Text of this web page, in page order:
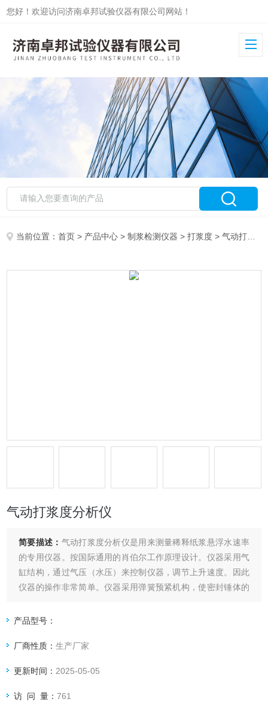
您好！欢迎访问济南卓邦试验仪器有限公司网站！
当前位置：首页 > 产品中心 >制浆检测仪器 >打浆度 > 气动打浆度分析仪
气动打浆度分析仪
简要描述： 气动打浆度分析仪是用来测量稀释纸浆悬浮水速率
的专用仪器。按国际通用的肖伯尔工作原理设计。仪器采用气
缸结构，通过气压（水压）来控制仪器，调节上升速度。因此
仪器的操作非常简单。仪器采用弹簧预紧机构，使密封锤体的
性。
产品型号：
厂商性质：生产厂家
更新时间： 2025-05-05
访 问 量：761